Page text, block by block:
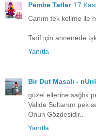
Pembe Tatlar 17
Canım tek kelime ile
Tarif için annenede
Yanıtla
Bir Dut Masalı -
güzel ellerine sağlık
Valide Sultanım pek
Onun Gözdesidir..
Yanıtla